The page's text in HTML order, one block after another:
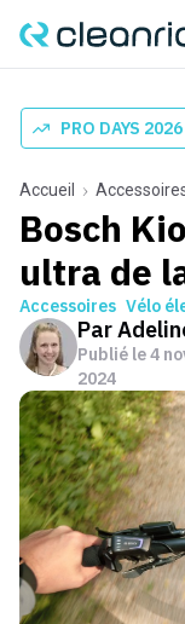
PRO DAYS 2026
Accueil
Bosch
ultra de
Accessoires Vélo
Par
Publié le4
2024